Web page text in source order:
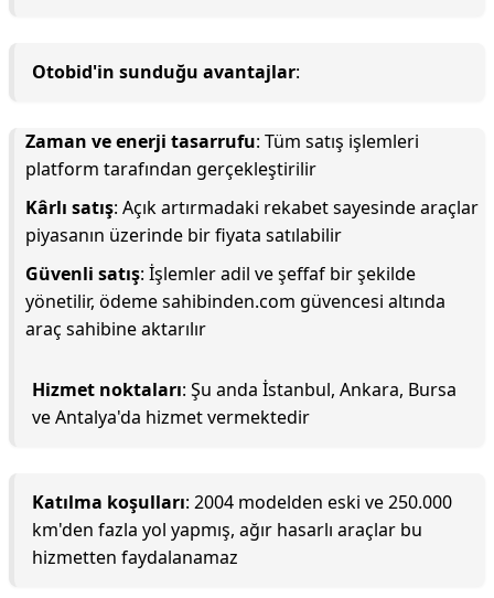
Otobid'in sunduğu avantajlar:
Zaman ve enerji tasarrufu: Tüm satış işlemleri
platform tarafından gerçekleştirilir
Kârlı satış: Açık artırmadaki rekabet sayesinde araçlar
piyasanın üzerinde bir fiyata satılabilir
Güvenli satış: İşlemler adil ve şeffaf bir şekilde
yönetilir, ödeme sahibinden.com güvencesi altında
araç sahibine aktarılır
Hizmet noktaları: Şu anda İstanbul, Ankara, Bursa
ve Antalya'da hizmet vermektedir
Katılma koşulları: 2004 modelden eski ve 250.000
km'den fazla yol yapmış, ağır hasarlı araçlar bu
hizmetten faydalanamaz